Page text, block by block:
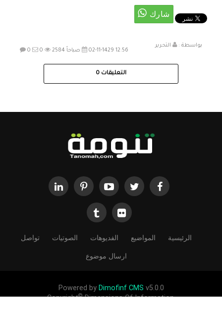
بواسطة :
التحرير
02-11-1429 12:56 صباحاً
0 0 2584
التعليقات 0
الرئيسية المواضيع الفديوهات الصوتيات تواصل
ارسال موضوع
Powered by Dimofinf CMS v5.0.0
Copyright©Dimensions Of Information.